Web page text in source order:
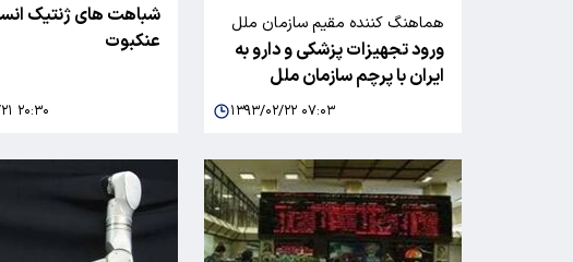
هماهنگ کننده مقیم سازمان ملل
متحد به تسنیم خبر داد
ورود تجهیزات پزشکی و دارو به
ایران با پرچم سازمان ملل
۱۳۹۳/۰۲/۲۲ ۰۷:۰۳
شباهت های ژنتیک
عنکبوت
۱۳۹۳/